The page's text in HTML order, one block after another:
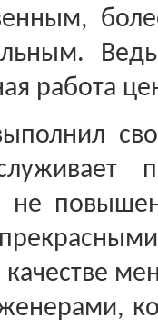
работа
не
качестве